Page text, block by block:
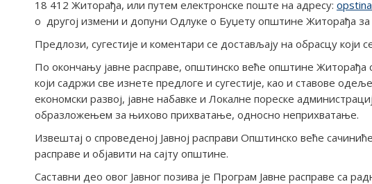
18 412 Житорађа, или путем електронске поште на адресу:
о другој измени и допуни Одлуке о Буџету општине Житорађа за
Предлози, сугестије и коментари се достављају на обрасцу
По окончању јавне расправе, општинско веће општине Житорађа
који садржи све изнете предлоге и сугестије, као и ставове
економски развој, јавне набавке и Локалне пореске
образложењем за њихово прихватање, односно неприхватање.
Извештај о спроведеној Јавној расправи Општинско веће
расправе и објавити на сајту општине.
Саставни део овог Јавног позива је Програм Јавне расправе са